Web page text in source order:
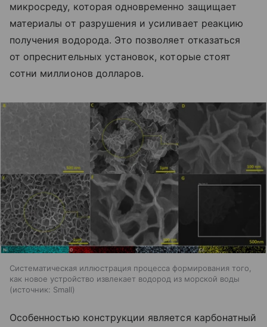
микросреду, которая одновременно защищает
материалы от разрушения и усиливает реакцию
получения водорода. Это позволяет отказаться
от опреснительных установок, которые стоят
сотни миллионов долларов.
Систематическая иллюстрация процесса формирования того,
как новое устройство извлекает водород из морской воды
источник: Small
Особенностью конструкции является карбонатный